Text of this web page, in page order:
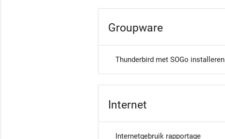
Groupware
Thunderbird met SOGo installeren
Internet
Internetgebruik rapportage